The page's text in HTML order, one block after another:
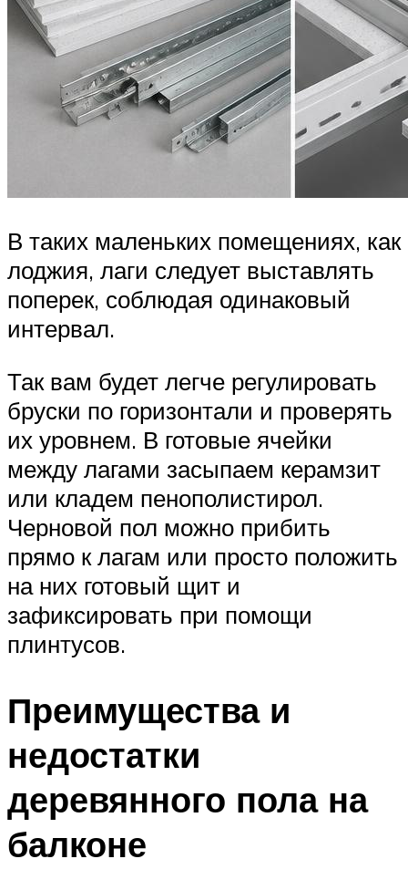
В таких маленьких помещениях, как
лоджия, лаги следует выставлять
поперек, соблюдая одинаковый
интервал.
Так вам будет легче регулировать
бруски по горизонтали и проверять
их уровнем. В готовые ячейки
между лагами засыпаем керамзит
или кладем пенополистирол.
Черновой пол можно прибить
прямо к лагам или просто положить
на них готовый щит и
зафиксировать при помощи
плинтусов.
Преимущества и
недостатки
деревянного пола на
балконе